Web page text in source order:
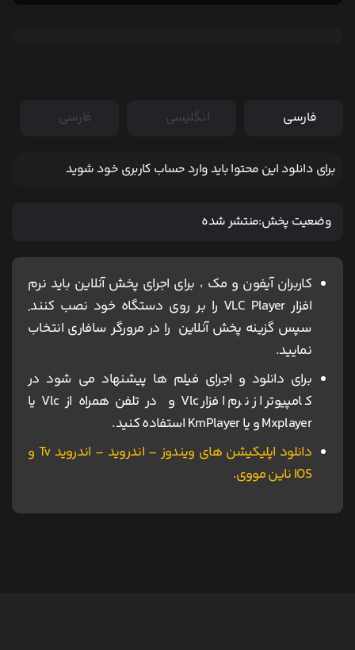
فارسی انگلیسی فارسی
برای دانلود این محتوا باید وارد حساب کاربری خود شوید
وضعیت پخش:منتشر شده
کاربران آیفون و مک ، برای اجرای پخش آنلاین باید نرم
افزار VLC Player را بر روی دستگاه خود نصب کنند,
سپس گزینه پخش آنلاین را در مرورگر سافاری انتخاب
نمایید.
برای دانلود و اجرای فیلم ها پیشنهاد می شود در
کامپیوتر از نرم افزار Vlc و در تلفن همراه از Vlc یا
Mxplayer و یا KmPlayer استفاده کنید.
دانلود اپلیکیشن های ویندوز – اندروید – اندروید Tv و
IOS ناین مووی.